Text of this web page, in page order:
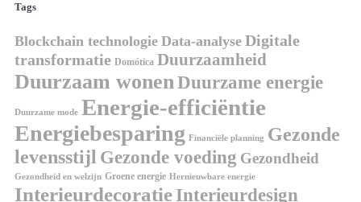
Tags
Blockchain technologie Data-analyse Digitale
transformatie Domótica Duurzaamheid
Duurzaam wonenDuurzame energie
Duurzame mode Energie-efficiëntie
Energiebesparing Financiële planning Gezonde
levensstijl Gezonde voeding Gezondheid
Gezondheid en welzijn Groene energie Hernieuwbare energie
InterieurdecoratieInterieurdesign